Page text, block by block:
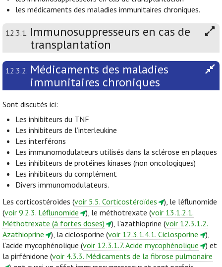
les médicaments des maladies immunitaires chroniques.
12.3.1. Immunosuppresseurs en cas de
transplantation
12.3.2. Médicaments des maladies
immunitaires chroniques
Sont discutés ici:
Les inhibiteurs du TNF
Les inhibiteurs de l’interleukine
Les interférons
Les immunomodulateurs utilisés dans la sclérose en plaques
Les inhibiteurs de protéines kinases (non oncologiques)
Les inhibiteurs du complément
Divers immunomodulateurs.
Les corticostéroïdes (voir 5.5. Corticostéroïdes
), le léflunomide
(voir 9.2.3. Léflunomide ), le méthotrexate (voir 13.1.2.1.
Méthotrexate (à fortes doses)
), l'azathioprine (voir 12.3.1.2.
Azathioprine
), la ciclosporine (voir 12.3.1.4.1. Ciclosporine
),
l’acide mycophénolique (voir 12.3.1.7. Acide mycophénolique
) et
la pirfénidone (voir 4.3.3. Médicaments de la fibrose pulmonaire